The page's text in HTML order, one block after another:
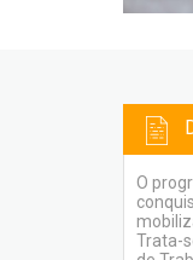
O
Trata-